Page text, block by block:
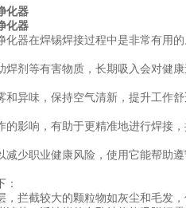
化器
化器
器在焊锡焊接过程中是非常有用的
剂等有害物质，长期吸入会对健
异味，保持空气清新，提升工作舒
影响，有助于更精准地进行焊接，
少职业健康风险，使用它能帮助遵
：
拦截较大的颗粒物如灰尘和毛发，